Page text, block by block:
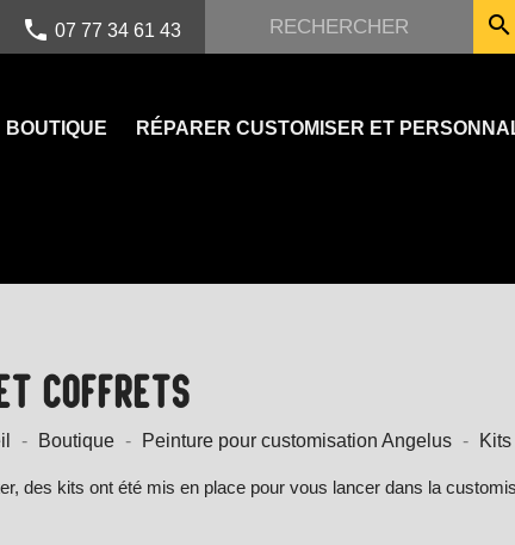
call 07 77 34 61 43 
BOUTIQUE RÉPARER CUSTOMISER ET
COFFRETS
Boutique Peinture pour customisation Angelus
des kits ont été mis en place pour vous lancer dans la